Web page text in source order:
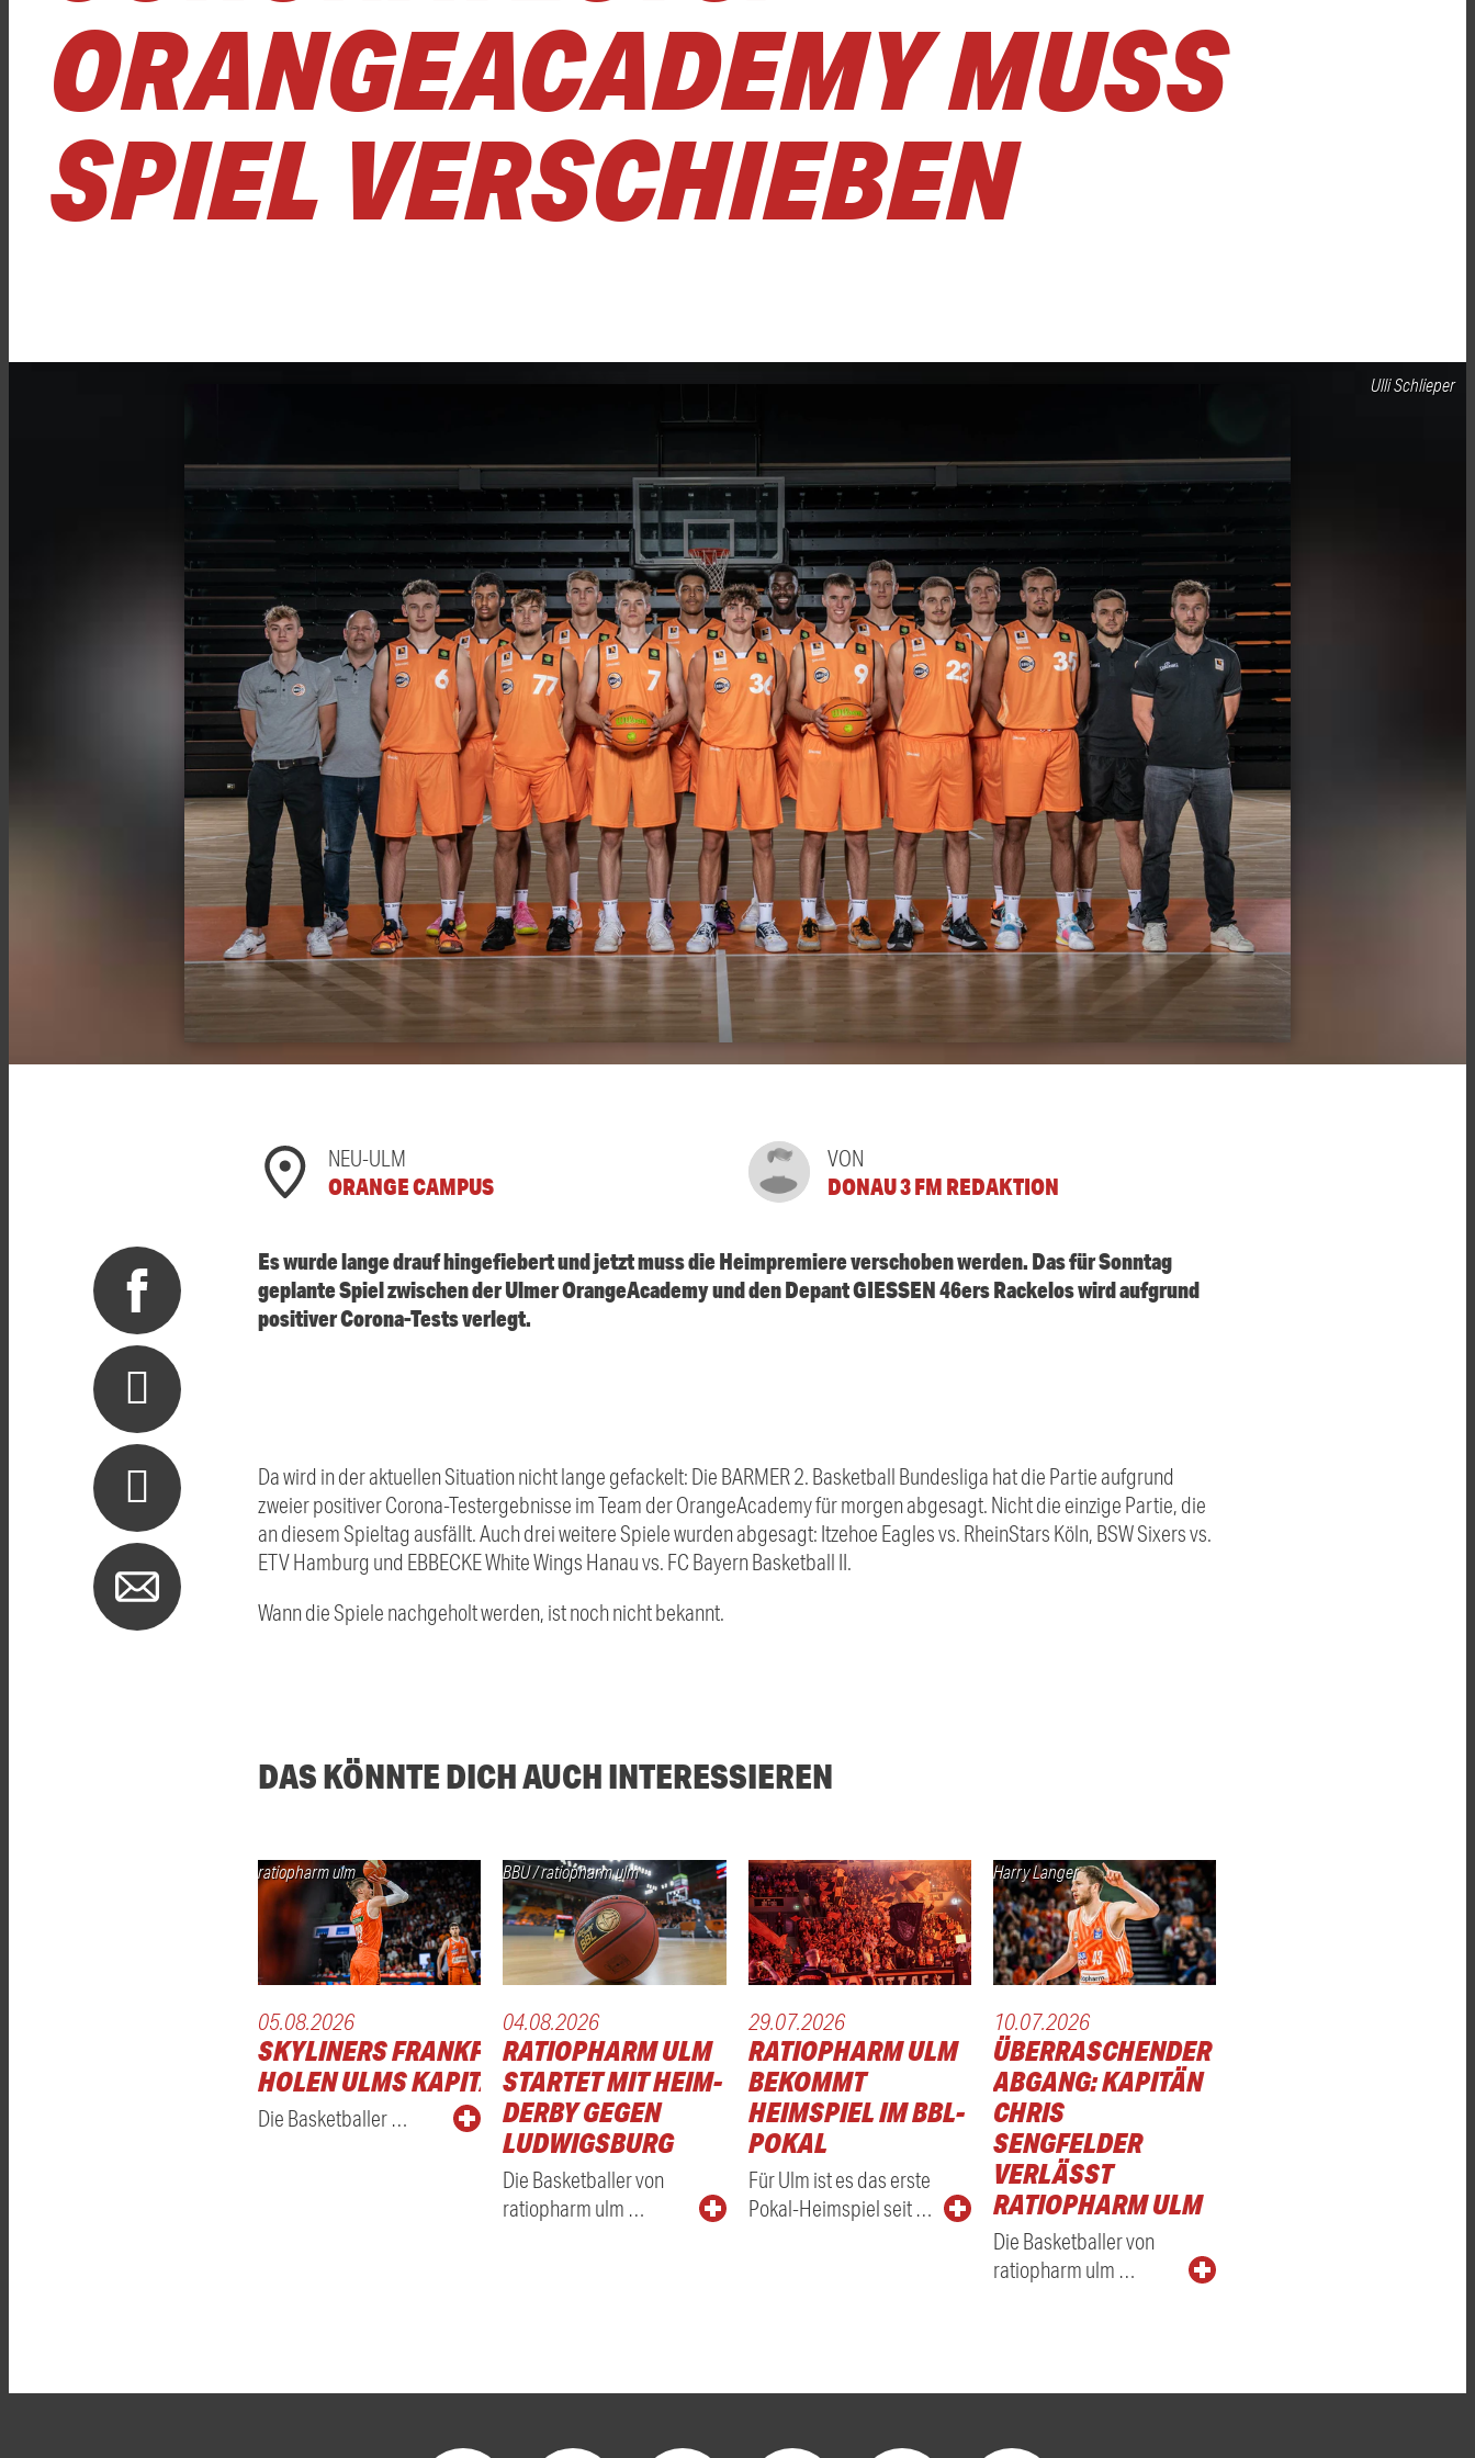
ORANGEACADEMY MUSS
SPIEL VERSCHIEBEN
Ulli Schlieper
NEU-ULM
ORANGE CAMPUS
VON
DONAU 3 FM REDAKTION
Es wurde lange drauf hingefiebert und jetzt muss die Heimpremiere verschoben werden. Das für Sonntag
geplante Spiel zwischen der Ulmer OrangeAcademy und den Depant GIESSEN 46ers Rackelos wird aufgrund
positiver Corona-Tests verlegt.
Da wird in der aktuellen Situation nicht lange gefackelt: Die BARMER 2. Basketball Bundesliga hat die Partie aufgrund
zweier positiver Corona-Testergebnisse im Team der OrangeAcademy für morgen abgesagt. Nicht die einzige Partie, die
an diesem Spieltag ausfällt. Auch drei weitere Spiele wurden abgesagt: Itzehoe Eagles vs. RheinStars Köln, BSW Sixers vs.
ETV Hamburg und EBBECKE White Wings Hanau vs. FC Bayern Basketball II.
Wann die Spiele nachgeholt werden, ist noch nicht bekannt.
DAS KÖNNTE DICH AUCH INTERESSIEREN
ratiopharm ulm
05.08.2026
SKYLINERS FRANKFURT
HOLEN ULMS KAPITÄN KLEPEISZ
Die Basketballer …
BBU / ratiopharm ulm
04.08.2026
RATIOPHARM ULM
STARTET MIT HEIM-
DERBY GEGEN
LUDWIGSBURG
Die Basketballer von
ratiopharm ulm …
29.07.2026
RATIOPHARM ULM
BEKOMMT
HEIMSPIEL IM BBL-
POKAL
Für Ulm ist es das erste
Pokal-Heimspiel seit …
Harry Langer
10.07.2026
ÜBERRASCHENDER
ABGANG: KAPITÄN
CHRIS
SENGFELDER
VERLÄSST
RATIOPHARM ULM
Die Basketballer von
ratiopharm ulm …